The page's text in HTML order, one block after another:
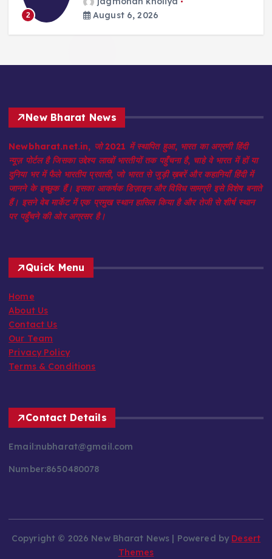
August 6, 2026
New Bharat News
Newbharat.net.in, जो 2021 में स्थापित हुआ, भारत का अग्रणी हिंदी
न्यूज़ पोर्टल है जिसका उद्देश्य लाखों भारतीयों तक पहुँचना है, चाहे वे भारत में हों या
दुनिया भर में फैले भारतीय प्रवासी, जो भारत से जुड़ी ख़बरें और कहानियाँ हिंदी में
जानने के इच्छुक हैं। इसका आकर्षक डिज़ाइन और विविध सामग्री इसे विशेष बनाते
हैं। इसने वेब मार्केट में एक प्रमुख स्थान हासिल किया है और तेजी से शीर्ष स्थान
पर पहुँचने की ओर अग्रसर है।
Quick Menu
Home
About Us
Contact Us
Our Team
Privacy Policy
Terms & Conditions
Contact Details
Email:nubharat@gmail.com
Number:8650480078
Copyright © 2026 New Bharat News | Powered by Desert
Themes